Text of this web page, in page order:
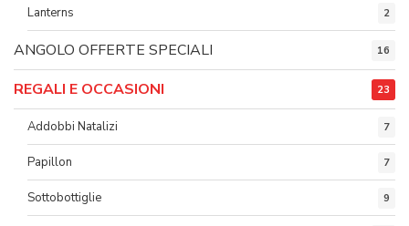
Lanterns 2
ANGOLO OFFERTE SPECIALI 16
REGALI E OCCASIONI 23
Addobbi Natalizi 7
Papillon 7
Sottobottiglie 9